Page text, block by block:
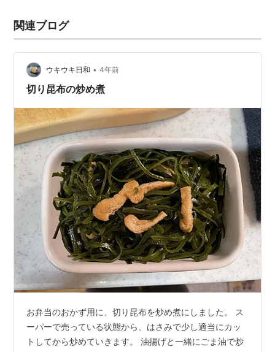
る 秋田の「味どうらくの里」。 なーんか、味が決まるん
ですよねー。 これじゃないと色…
関連ブログ
ウキウキ日和 • 4年前
切り昆布の炒め煮
お弁当のおかず用に、切り昆布を炒め煮にしました。 ス
ーパーで売っている状態から、はさみで少し適当にカッ
トしてから炒めていきます。 油揚げと一緒にごま油で炒